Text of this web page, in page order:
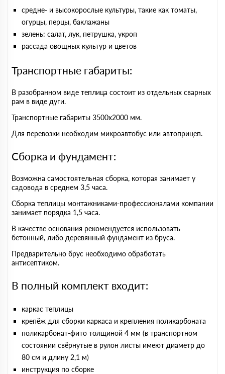
средне- и высокорослые культуры, такие как томаты,
огурцы, перцы, баклажаны
зелень: салат, лук, петрушка, укроп
рассада овощных культур и цветов
Транспортные габариты:
В разобранном виде теплица состоит из отдельных сварных
рам в виде дуги.
Транспортные габариты 3500х2000 мм.
Для перевозки необходим микроавтобус или автоприцеп.
Сборка и фундамент:
Возможна самостоятельная сборка, которая занимает у
садовода в среднем 3,5 часа.
Сборка теплицы монтажниками-профессионалами компании
занимает порядка 1,5 часа.
В качестве основания рекомендуется использовать
бетонный, либо деревянный фундамент из бруса.
Предварительно брус необходимо обработать
антисептиком.
В полный комплект входит:
каркас теплицы
крепёж для сборки каркаса и крепления поликарбоната
поликарбонат-фито толщиной 4 мм (в транспортном
состоянии свёрнутые в рулон листы имеют диаметр до
80 см и длину 2,1 м)
инструкция по сборке